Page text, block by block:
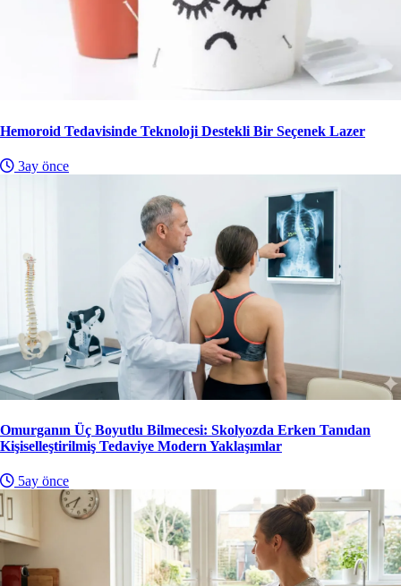
Hemoroid Tedavisinde Teknoloji Destekli Bir Seçenek Lazer
3ay önce
Omurganın Üç Boyutlu Bilmecesi: Skolyozda Erken Tanıdan
Kişiselleştirilmiş Tedaviye Modern Yaklaşımlar
5ay önce